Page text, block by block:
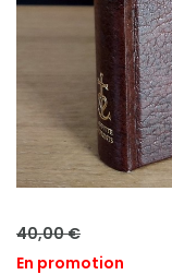
40,00 €
En promotion